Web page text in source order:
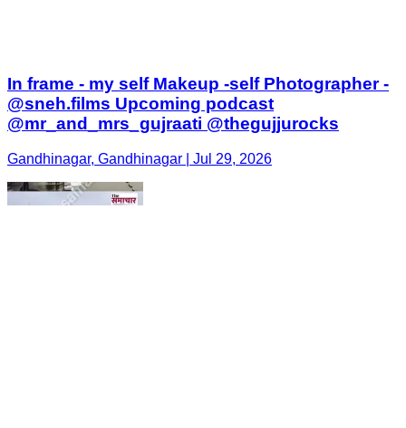
In frame - my self Makeup -self Photographer -
@sneh.films Upcoming podcast
@mr_and_mrs_gujraati @thegujjurocks
Gandhinagar, Gandhinagar | Jul 29, 2026